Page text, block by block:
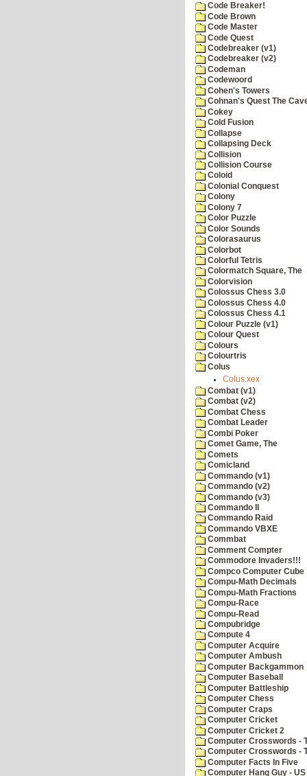
Code Breaker!
Code Brown
Code Master
Code Quest
Codebreaker (v1)
Codebreaker (v2)
Codeman
Codewoord
Cohen's Towers
Cohnan's Quest The
Cokey
Cold Fusion
Collapse
Collapsing Deck
Collision
Collision Course
Coloid
Colonial Conquest
Colony
Colony 7
Color Puzzle
Color Sounds
Colorasaurus
Colorbot
Colorful Tetris
Colormatch Square, The
Colorvision
Colossus Chess 3.0
Colossus Chess 4.0
Colossus Chess 4.1
Colour Puzzle (v1)
Colour Quest
Colours
Colourtris
Colus
Colus.xex
Combat (v1)
Combat (v2)
Combat Chess
Combat Leader
Combi Poker
Comet Game, The
Comets
Comicland
Commando (v1)
Commando (v2)
Commando (v3)
Commando II
Commando Raid
Commando VBXE
Commbat
Comment Compter
Commodore Invaders!!!
Compco Computer Cube
Compu-Math Decimals
Compu-Math Fractions
Compu-Race
Compu-Read
Compubridge
Compute 4
Computer Acquire
Computer Ambush
Computer Backgammon
Computer Baseball
Computer Battleship
Computer Chess
Computer Craps
Computer Cricket
Computer Cricket 2
Computer Crosswords -
Computer Crosswords -
Computer Facts In Five
Computer Hang Guy -